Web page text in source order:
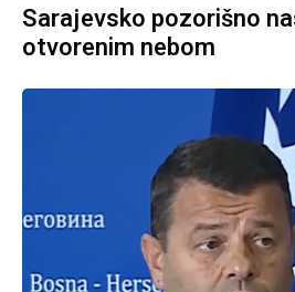
Sarajevsko pozorišno
otvorenim nebom